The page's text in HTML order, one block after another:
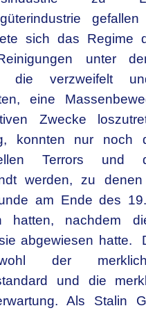
sich das Regime
unter
die verzweifelt
eine
Zwecke
konnten nur noch
Terrors und
werden, zu
am Ende des
hatten, nachdem
abgewiesen hatte.
der merklich
und die
Als Stalin